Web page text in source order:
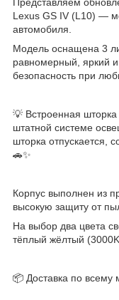
Lexus GS IV (L10) —
автомобиля.
Модель оснащена 3
равномерный, яркий
безопасность при
💡 Встроенная шторка
штатной системе
шторка отпускается,
🚗✨
Корпус выполнен из
высокую защиту от
На выбор два цвета
тёплый жёлтый
📦 Доставка по всему